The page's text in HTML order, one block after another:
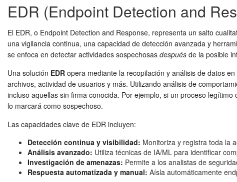
EDR (Endpoint Detection and
El EDR, o Endpoint Detection and Response, representa un salto
una vigilancia continua, una capacidad de detección avanzada y
se enfoca en detectar actividades sospechosas después de la posible
Una solución EDR opera mediante la recopilación y análisis de datos
archivos, actividad de usuarios y más. Utilizando análisis de
incluso aquellas sin firma conocida. Por ejemplo, si un proceso
lo marcará como sospechoso.
Las capacidades clave de EDR incluyen:
Detección continua y visibilidad: Monitoriza y registra toda la
Análisis avanzado: Utiliza técnicas de IA/ML para identificar
Investigación de amenazas: Permite a los analistas de
Respuesta automatizada y manual: Aísla automáticamente